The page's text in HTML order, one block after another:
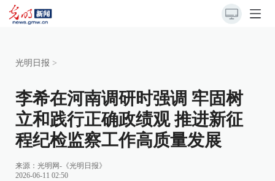
光明日报 >
李希在河南调研时强调 牢固树
立和践行正确政绩观 推进新征
程纪检监察工作高质量发展
来源： 光明网-《光明日报》
2026-06-11 02:50